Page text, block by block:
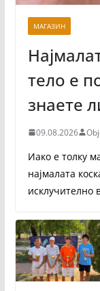
МАГАЗИН
тело е
знаете
09.08.2026
Иако е толку
најмалата
исклучително